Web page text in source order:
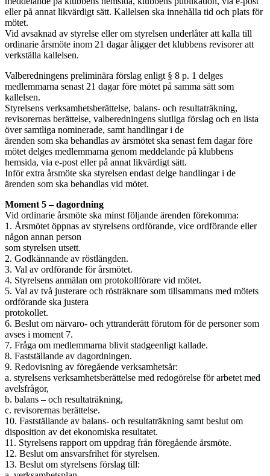
eller på annat likvärdigt sätt. Kallelsen ska innehålla tid och plats för
mötet.
Vid avsaknad av styrelse eller om styrelsen underlåter att kalla till
ordinarie årsmöte inom 21 dagar åligger det klubbens revisorer att
verkställa kallelsen.
Valberedningens preliminära förslag enligt § 8 p. 1 delges
medlemmarna senast 21 dagar före mötet på samma sätt som
kallelsen.
Styrelsens verksamhetsberättelse, balans- och resultaträkning,
revisorernas berättelse, valberedningens slutliga förslag och en lista
över samtliga nominerade, samt handlingar i de
ärenden som ska behandlas av årsmötet ska senast fem dagar före
mötet delges medlemmarna genom meddelande på klubbens
hemsida, via e-post eller på annat likvärdigt sätt.
Inför extra årsmöte ska styrelsen endast delge handlingar i de
ärenden som ska behandlas vid mötet.
Moment 5 – dagordning
Vid ordinarie årsmöte ska minst följande ärenden förekomma:
1. Årsmötet öppnas av styrelsens ordförande, vice ordförande eller
någon annan person
som styrelsen utsett.
2. Godkännande av röstlängden.
3. Val av ordförande för årsmötet.
4. Styrelsens anmälan om protokollförare vid mötet.
5. Val av två justerare och rösträknare som tillsammans med mötets
ordförande ska justera
protokollet.
6. Beslut om närvaro- och yttranderätt förutom för de personer som
avses i moment 7.
7. Fråga om medlemmarna blivit stadgeenligt kallade.
8. Fastställande av dagordningen.
9. Redovisning av föregående verksamhetsår:
a. styrelsens verksamhetsberättelse med redogörelse för arbetet med
avelsfrågor,
b. balans – och resultaträkning,
c. revisorernas berättelse.
10. Fastställande av balans- och resultaträkning samt beslut om
disposition av det ekonomiska resultatet.
11. Styrelsens rapport om uppdrag från föregående årsmöte.
12. Beslut om ansvarsfrihet för styrelsen.
13. Beslut om styrelsens förslag till: